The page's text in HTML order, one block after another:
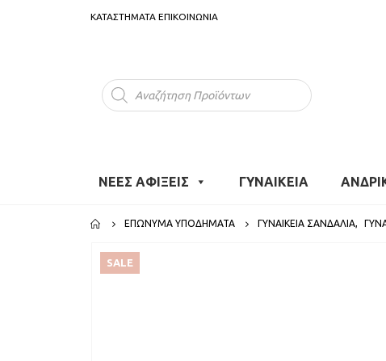
ΚΑΤΑΣΤΗΜΑΤΑ ΕΠΙΚΟΙΝΩΝΙΑ
Products
search
ΝΕΕΣ ΑΦΙΞΕΙΣ ΓΥΝΑΙΚΕΙΑ
ΕΠΏΝΥΜΑ ΥΠΟΔΉΜΑΤΑ ΓΥΝΑΙΚΕΊΑ ΣΑΝΔΆΛΙΑ,
SALE